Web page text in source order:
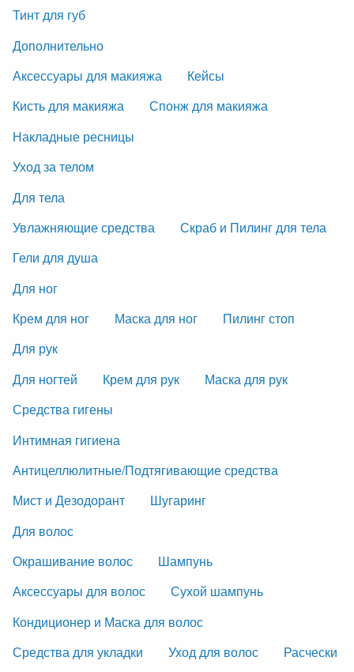
Тинт для губ
Дополнительно
Аксессуары для макияжа
Кейсы
Кисть для макияжа
Спонж для макияжа
Накладные ресницы
Уход за телом
Для тела
Увлажняющие средства
Скраб и Пилинг для тела
Гели для душа
Для ног
Крем для ног
Маска для ног
Пилинг стоп
Для рук
Для ногтей
Крем для рук
Маска для рук
Средства гигены
Интимная гигиена
Антицеллюлитные/Подтягивающие средства
Мист и Дезодорант
Шугаринг
Для волос
Окрашивание волос
Шампунь
Аксессуары для волос
Сухой шампунь
Кондиционер и Маска для волос
Средства для укладки
Уход для волос
Расчески